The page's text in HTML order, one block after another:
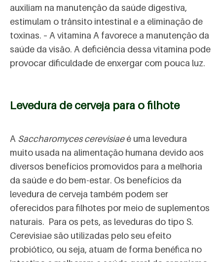
auxiliam na manutenção da saúde digestiva,
estimulam o trânsito intestinal e a eliminação de
toxinas. – A vitamina A favorece a manutenção da
saúde da visão. A deficiência dessa vitamina pode
provocar dificuldade de enxergar com pouca luz.
Levedura de cerveja para o filhote
A Saccharomyces cerevisiaeé uma levedura
muito usada na alimentação humana devido aos
diversos benefícios promovidos para a melhoria
da saúde e do bem-estar. Os benefícios da
levedura de cerveja também podem ser
oferecidos para filhotes por meio de suplementos
naturais. Para os pets, as leveduras do tipo S.
Cerevisiae são utilizadas pelo seu efeito
probiótico, ou seja, atuam de forma benéfica no